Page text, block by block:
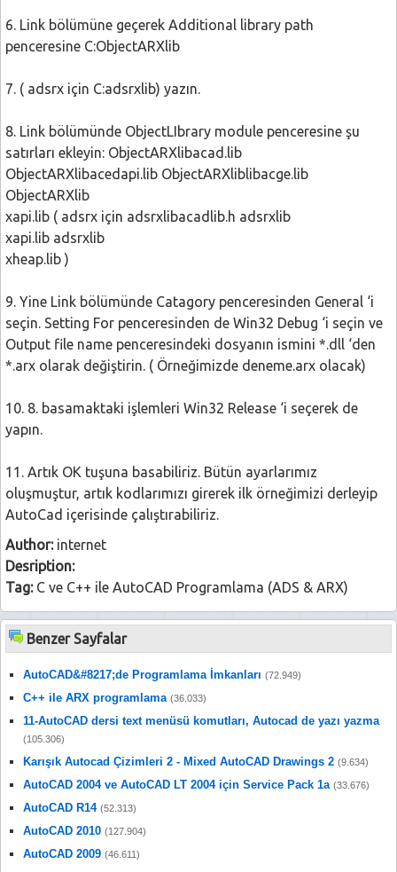
6. Link bölümüne geçerek Additional library path
penceresine C:ObjectARXlib
7. ( adsrx için C:adsrxlib) yazın.
8. Link bölümünde ObjectLIbrary module penceresine şu
satırları ekleyin: ObjectARXlibacad.lib
ObjectARXlibacedapi.lib ObjectARXliblibacge.lib
ObjectARXlib
xapi.lib ( adsrx için adsrxlibacadlib.h adsrxlib
xapi.lib adsrxlib
xheap.lib )
9. Yine Link bölümünde Catagory penceresinden General ‘i
seçin. Setting For penceresinden de Win32 Debug ‘i seçin ve
Output file name penceresindeki dosyanın ismini *.dll ‘den
*.arx olarak değiştirin. ( Örneğimizde deneme.arx olacak)
10. 8. basamaktaki işlemleri Win32 Release ‘i seçerek de
yapın.
11. Artık OK tuşuna basabiliriz. Bütün ayarlarımız
oluşmuştur, artık kodlarımızı girerek ilk örneğimizi derleyip
AutoCad içerisinde çalıştırabiliriz.
Author:internet
Desription:
Tag:C ve C++ ile AutoCAD Programlama (ADS & ARX)
Benzer Sayfalar
AutoCAD&#8217;de Programlama İmkanları (72.949)
C++ ile ARX programlama (36.033)
11-AutoCAD dersi text menüsü komutları, Autocad de yazı yazma
(105.306)
Karışık Autocad Çizimleri 2 - Mixed AutoCAD Drawings 2 (9.634)
AutoCAD 2004 ve AutoCAD LT 2004 için Service Pack 1a (33.676)
AutoCAD R14 (52.313)
AutoCAD 2010 (127.904)
AutoCAD 2009 (46.611)